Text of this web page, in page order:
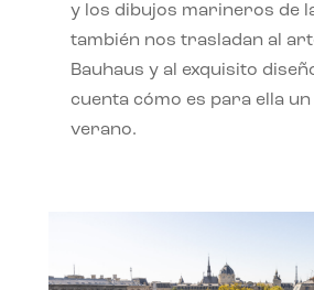
y los dibujos marineros de
también nos trasladan al
Bauhaus y al exquisito
cuenta cómo es para ella un
verano.